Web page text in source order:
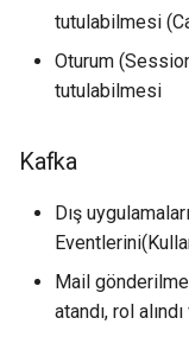
tutulabilmesi
Oturum
tutulabilmesi
Kafka
Dış
Mail
atandı, rol